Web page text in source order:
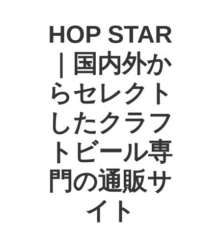
HOP STAR
｜国内外か
らセレクト
したクラフ
トビール専
門の通販サ
イト